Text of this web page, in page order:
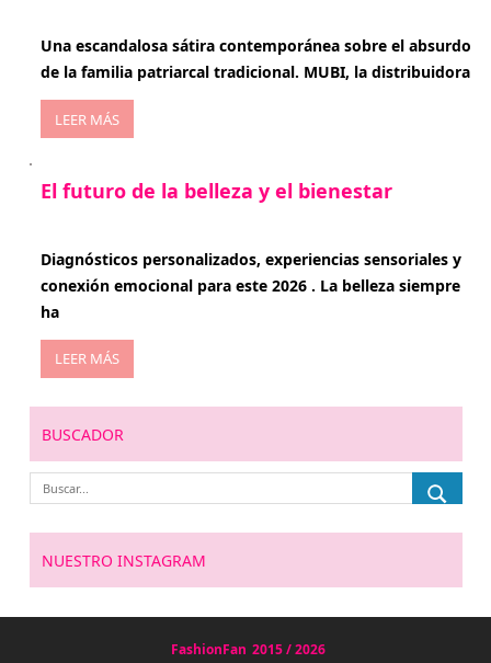
Una escandalosa sátira contemporánea sobre el absurdo
de la familia patriarcal tradicional. MUBI, la distribuidora
LEER MÁS
El futuro de la belleza y el bienestar
Diagnósticos personalizados, experiencias sensoriales y
conexión emocional para este 2026 . La belleza siempre
ha
LEER MÁS
BUSCADOR
NUESTRO INSTAGRAM
FashionFan 2015 / 2026